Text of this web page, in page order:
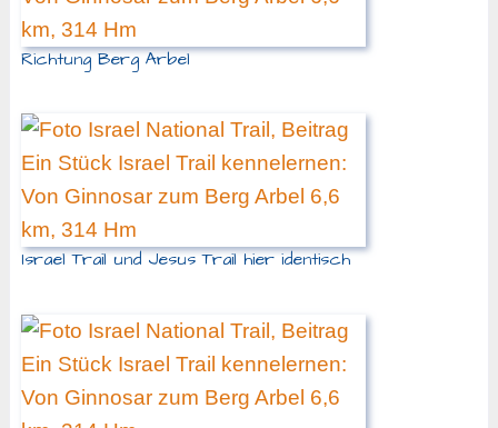
Richtung Berg Arbel
Israel Trail und Jesus Trail hier identisch